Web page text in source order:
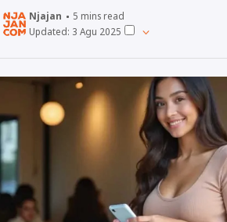
Makanan
Minuman
Info
Njajan Network
Njajan 5 mins read
Updated: 3 Agu 2025